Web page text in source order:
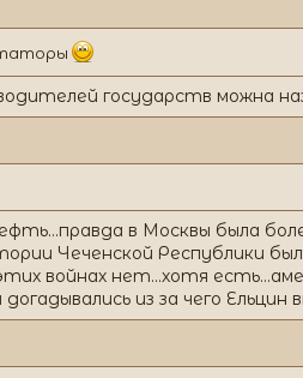
государств можна
в Москвы была
Чеченской Республики
войнах нет...хотя
из за чего Ельцин